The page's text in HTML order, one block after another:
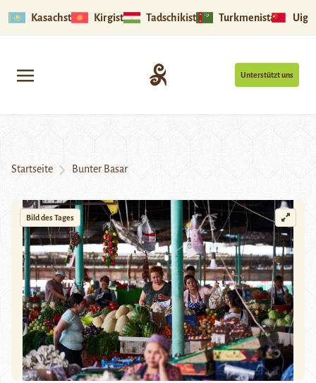
Kasachstan Kirgistan Tadschikistan Turkmenistan
Unterstützt uns
Startseite Bunter Basar
Bild des Tages